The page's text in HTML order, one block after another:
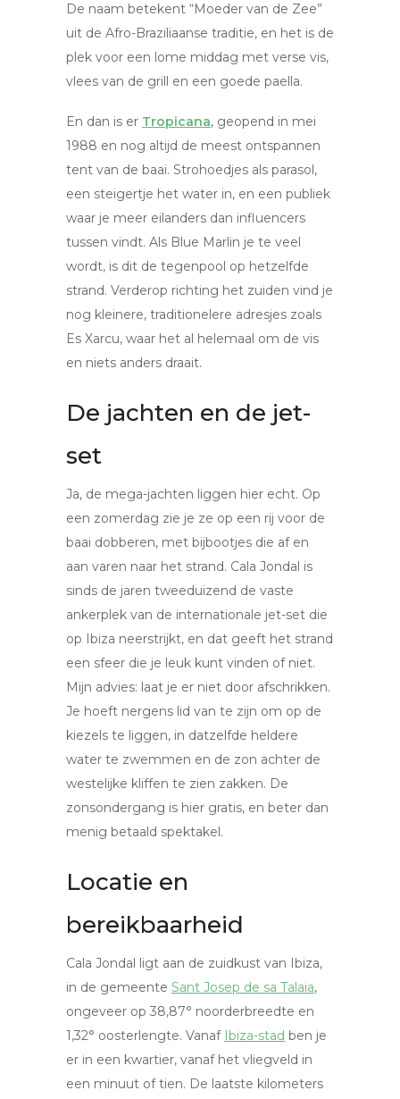
De naam betekent “Moeder van de Zee”
uit de Afro-Braziliaanse traditie, en het is de
plek voor een lome middag met verse vis,
vlees van de grill en een goede paella.
En dan is er Tropicana, geopend in mei
1988 en nog altijd de meest ontspannen
tent van de baai. Strohoedjes als parasol,
een steigertje het water in, en een publiek
waar je meer eilanders dan influencers
tussen vindt. Als Blue Marlin je te veel
wordt, is dit de tegenpool op hetzelfde
strand. Verderop richting het zuiden vind je
nog kleinere, traditionelere adresjes zoals
Es Xarcu, waar het al helemaal om de vis
en niets anders draait.
De jachten en de jet-
set
Ja, de mega-jachten liggen hier echt. Op
een zomerdag zie je ze op een rij voor de
baai dobberen, met bijbootjes die af en
aan varen naar het strand. Cala Jondal is
sinds de jaren tweeduizend de vaste
ankerplek van de internationale jet-set die
op Ibiza neerstrijkt, en dat geeft het strand
een sfeer die je leuk kunt vinden of niet.
Mijn advies: laat je er niet door afschrikken.
Je hoeft nergens lid van te zijn om op de
kiezels te liggen, in datzelfde heldere
water te zwemmen en de zon achter de
westelijke kliffen te zien zakken. De
zonsondergang is hier gratis, en beter dan
menig betaald spektakel.
Locatie en
bereikbaarheid
Cala Jondal ligt aan de zuidkust van Ibiza,
in de gemeente Sant Josep de sa Talaia,
ongeveer op 38,87° noorderbreedte en
1,32° oosterlengte. Vanaf Ibiza-stad ben je
er in een kwartier, vanaf het vliegveld in
een minuut of tien. De laatste kilometers